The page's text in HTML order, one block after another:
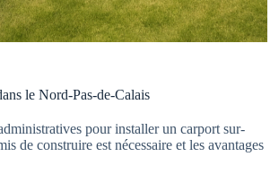
le Nord‑Pas‑de‑Calais
pour installer un carport sur-
de construire est nécessaire et les avantages